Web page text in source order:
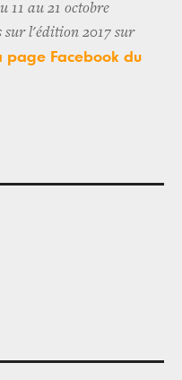
11 au 21 octobre
sur l'édition 2017 sur
page Facebook du